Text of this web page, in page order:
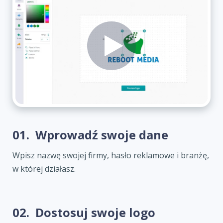
01. Wprowadź swoje dane
Wpisz nazwę swojej firmy, hasło reklamowe i branżę,
w której działasz.
02. Dostosuj swoje logo